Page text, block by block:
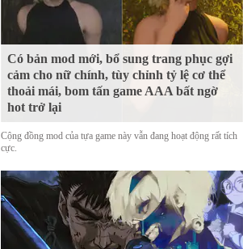
Có bản mod mới, bổ sung trang phục gợi
cảm cho nữ chính, tùy chỉnh tỷ lệ cơ thể
thoải mái, bom tấn game AAA bất ngờ
hot trở lại
Cộng đồng mod của tựa game này vẫn đang hoạt động rất tích
cực.